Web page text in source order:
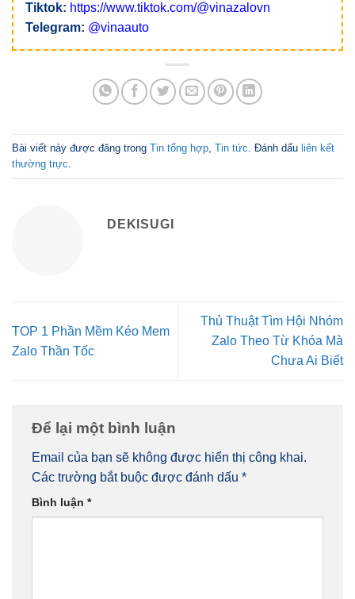
Tiktok: https://www.tiktok.com/@vinazalovn
Telegram: @vinaauto
Bài viết này được đăng trong Tin tổng hợp Tin tức . Đánh dấu liên kết
thường trực
DEKISUGI
TOP 1 Phần Mềm Kéo Mem
Zalo Thần Tốc
Thủ Thuật Tìm Hội Nhóm
Zalo Theo Từ Khóa Mà
Chưa Ai Biết
Để lại một bình luận
Email của bạn sẽ không được hiển thị công khai.
Các trường bắt buộc được đánh dấu *
Bình luận *